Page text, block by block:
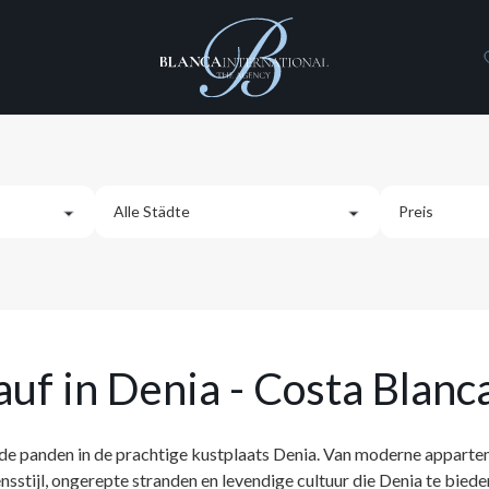
Alle Städte
Alfaz del Pi
Benidorm
Preis
Ab
Eigenschaften
Heizung
in Denia - Costa
panden in de prachtige kustplaats Denia. Van moderne
ongerepte stranden en levendige cultuur die Denia te